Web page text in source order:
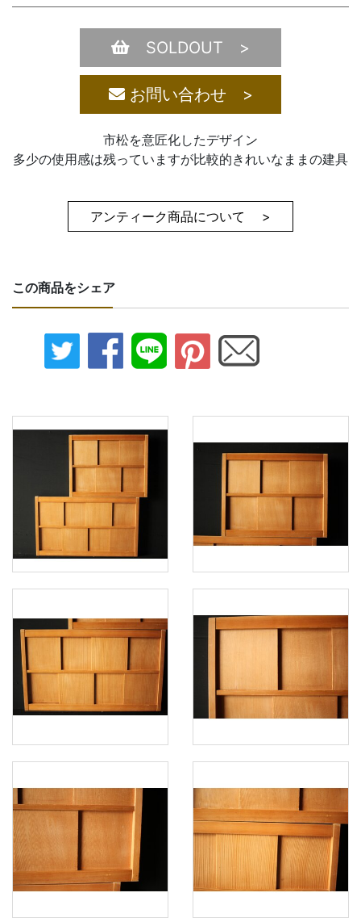
SOLDOUT >
お問い合わせ >
市松を意匠化したデザイン
多少の使用感は残っていますが比較的きれいなままの建具
アンティーク商品について >
この商品をシェア